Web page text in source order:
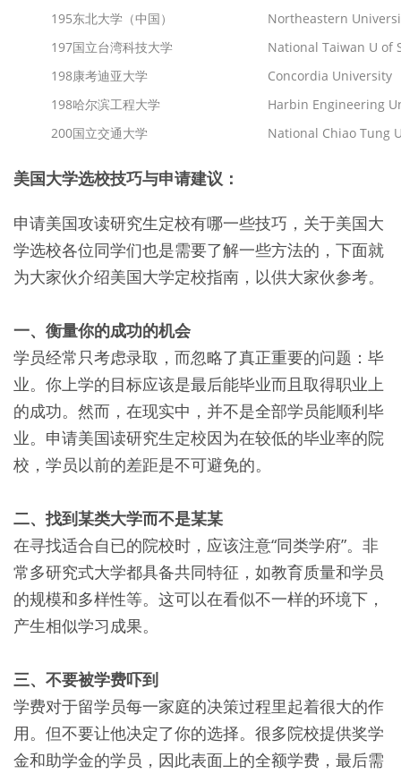
195东北大学（中国）
Northeastern
197国立台湾科技大学
National Taiwan U of
198康考迪亚大学
Concordia University
198哈尔滨工程大学
Harbin Engineering
200国立交通大学 National Chiao Tung
美国大学选校技巧与申请建议：
申请美国攻读研究生定校有哪一些技巧，关于美国大
学选校各位同学们也是需要了解一些方法的，下面就
为大家伙介绍美国大学定校指南，以供大家伙参考。
一、衡量你的成功的机会
学员经常只考虑录取，而忽略了真正重要的问题：毕
业。你上学的目标应该是最后能毕业而且取得职业上
的成功。然而，在现实中，并不是全部学员能顺利毕
业。申请美国读研究生定校因为在较低的毕业率的院
校，学员以前的差距是不可避免的。
二、找到某类大学而不是某某
在寻找适合自已的院校时，应该注意“同类学府”。非
常多研究式大学都具备共同特征，如教育质量和学员
的规模和多样性等。这可以在看似不一样的环境下，
产生相似学习成果。
三、不要被学费吓到
学费对于留学员每一家庭的决策过程里起着很大的作
用。但不要让他决定了你的选择。很多院校提供奖学
金和助学金的学员，因此表面上的全额学费，最后需